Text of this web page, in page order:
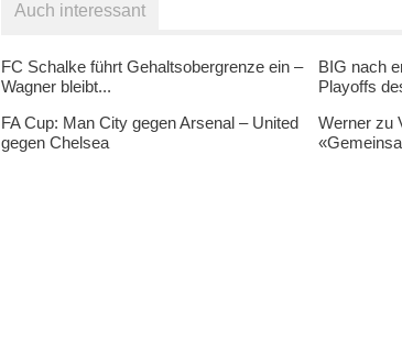
Auch interessant
FC Schalke führt Gehaltsobergrenze ein –
Wagner bleibt...
BIG nach
Playoffs
FA Cup: Man City gegen Arsenal – United
gegen Chelsea
Werner zu